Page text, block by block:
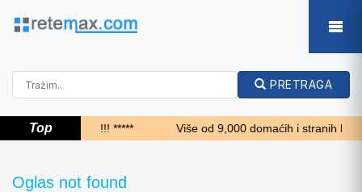
PRETRAGA
Top
***** Top 24 sata!!! ***** Više od 9,000 domaćih i stranih
Oglas not found